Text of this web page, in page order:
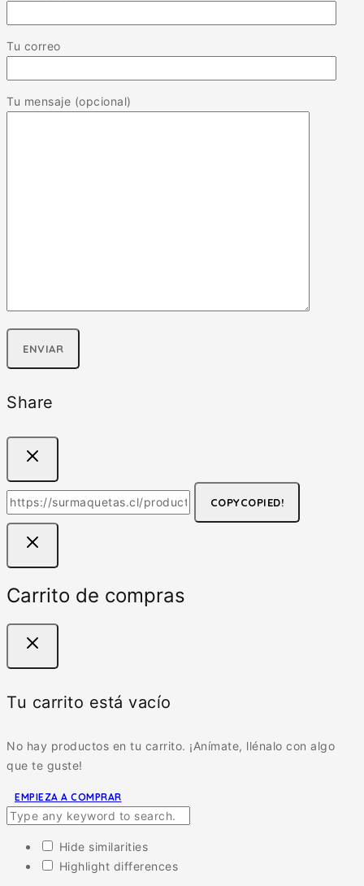
Tu correo
Tu mensaje (opcional)
Share
COPYCOPIED!
Carrito de compras
Tu carrito está vacío
No hay productos en tu carrito. ¡Anímate, llénalo con algo
que te guste!
EMPIEZA A COMPRAR
Hide similarities
Highlight differences